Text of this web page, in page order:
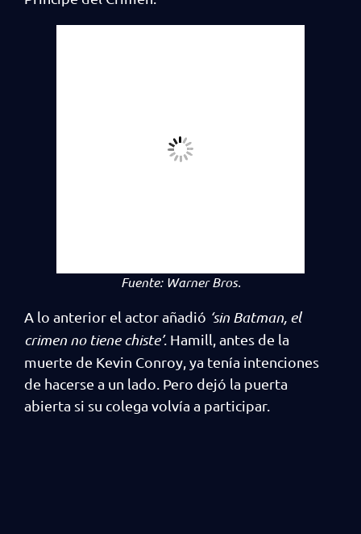
Fuente: Warner Bros.
A lo anterior el actor añadió ‘sin Batman, el
crimen no tiene chiste’. Hamill, antes de la
muerte de Kevin Conroy, ya tenía intenciones
de hacerse a un lado. Pero dejó la puerta
abierta si su colega volvía a participar.